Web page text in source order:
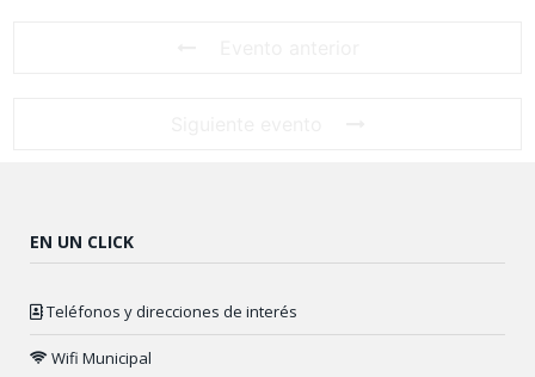
EN UN CLICK
Teléfonos y direcciones de interés
Wifi Municipal